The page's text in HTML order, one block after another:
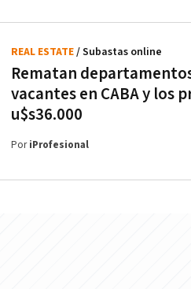
Rematan
vacantes en CABA y los
u$s36.000
REAL ESTATE/ Subastas online
PoriProfesional